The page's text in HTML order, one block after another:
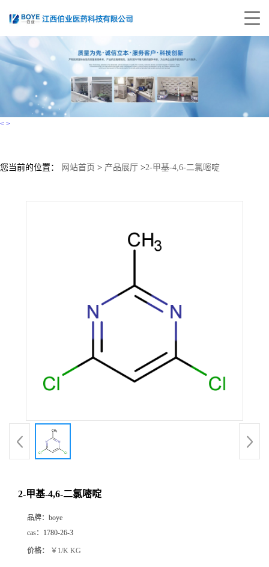
< >
您当前的位置： 网站首页 > 产品展厅 >2-甲基-4,6-二氯嘧啶
2-甲基-4,6-二氯嘧啶
品牌： boye
cas： 1780-26-3
价格： ￥1/K KG